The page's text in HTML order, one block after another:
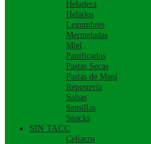
Heladera
Helados
Legumbres
Mermeladas
Miel
Panificados
Pastas Secas
Pastas de Maní
Repostería
Salsas
Semillas
Snacks
SIN TACC
Celíacos